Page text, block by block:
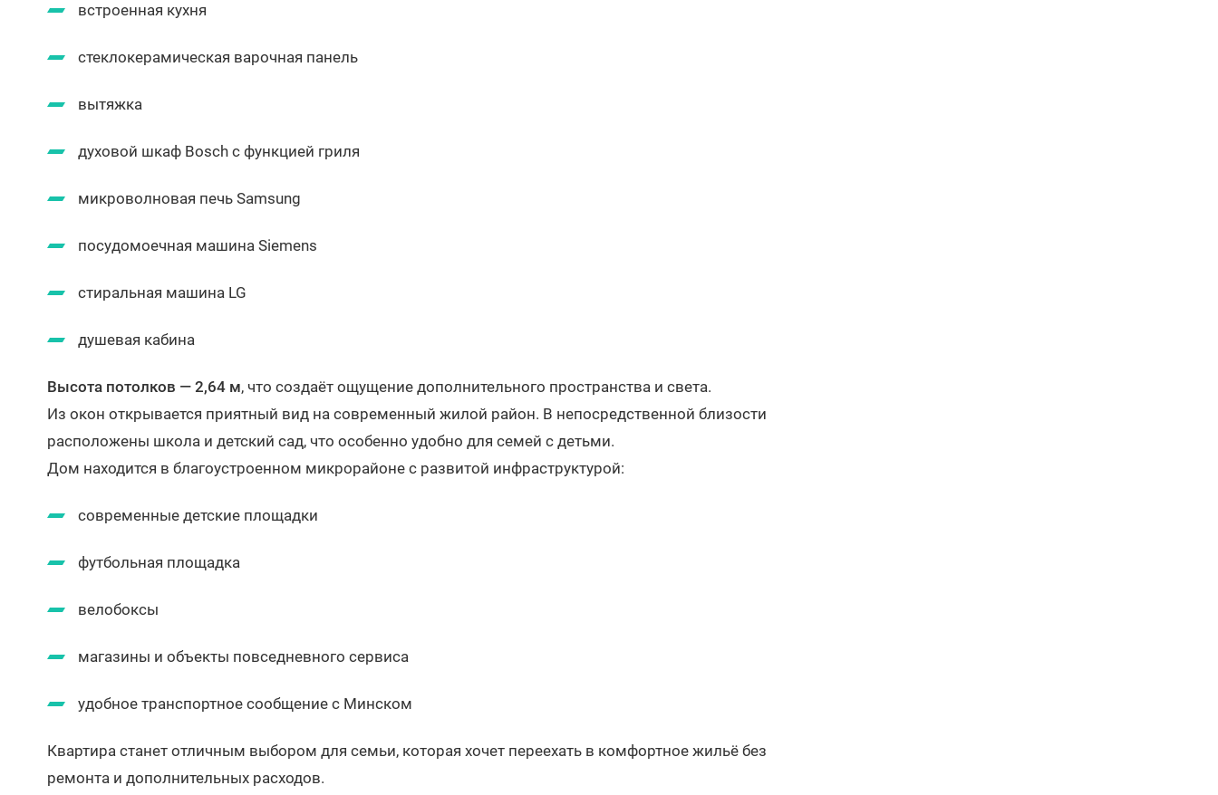
встроенная кухня
стеклокерамическая варочная панель
вытяжка
духовой шкаф Bosch с функцией гриля
микроволновая печь Samsung
посудомоечная машина Siemens
стиральная машина LG
душевая кабина
Высота потолков — 2,64 м, что создаёт ощущение дополнительного пространства и света.
Из окон открывается приятный вид на современный жилой район. В непосредственной близости
расположены школа и детский сад, что особенно удобно для семей с детьми.
Дом находится в благоустроенном микрорайоне с развитой инфраструктурой:
современные детские площадки
футбольная площадка
велобоксы
магазины и объекты повседневного сервиса
удобное транспортное сообщение с Минском
Квартира станет отличным выбором для семьи, которая хочет переехать в комфортное жильё без
ремонта и дополнительных расходов.